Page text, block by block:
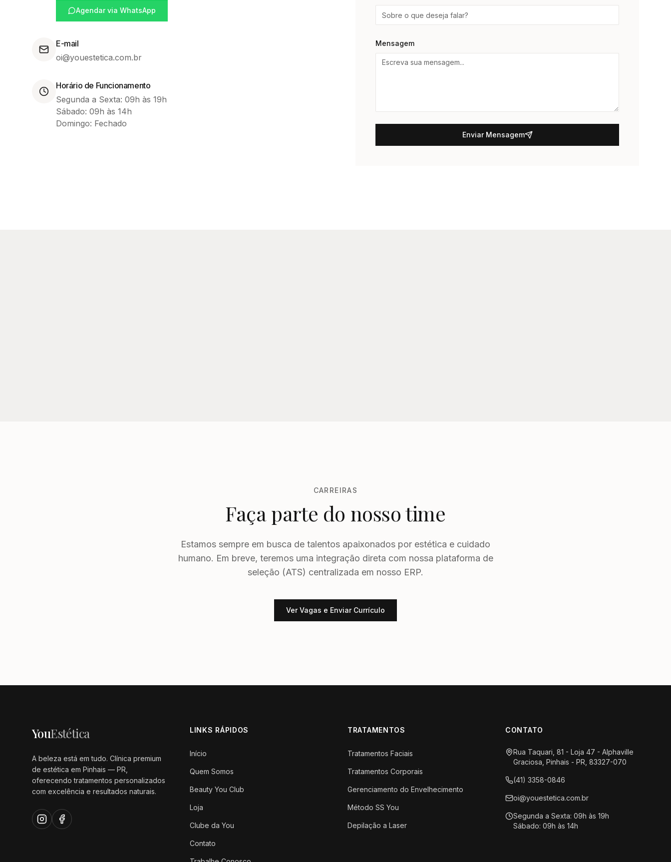
Agendar via WhatsApp
E-mail
oi@youestetica.com.br
Horário de Funcionamento
Segunda a Sexta: 09h às 19h
Sábado: 09h às 14h
Domingo: Fechado
Mensagem
Enviar Mensagem
CARREIRAS
Faça parte do nosso time
Estamos sempre em busca de talentos apaixonados por estética e cuidado
humano. Em breve, teremos uma integração direta com nossa plataforma de
seleção (ATS) centralizada em nosso ERP.
Ver Vagas e Enviar Currículo
YouEstética
A beleza está em tudo. Clínica premium
de estética em Pinhais — PR,
oferecendo tratamentos personalizados
com excelência e resultados naturais.
LINKS RÁPIDOS
Início
Quem Somos
Beauty You Club
Loja
Clube da You
Contato
TRATAMENTOS
Tratamentos Faciais
Tratamentos Corporais
Gerenciamento do Envelhecimento
Método SS You
Depilação a Laser
CONTATO
Rua Taquari, 81 - Loja 47 - Alphaville
Graciosa, Pinhais - PR, 83327-070
(41) 3358-0846
oi@youestetica.com.br
Segunda a Sexta: 09h às 19h
Sábado: 09h às 14h